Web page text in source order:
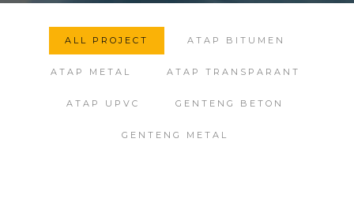
ALL PROJECT ATAP BITUMEN
ATAP METAL ATAP TRANSPARANT
ATAP UPVC GENTENG BETON
GENTENG METAL